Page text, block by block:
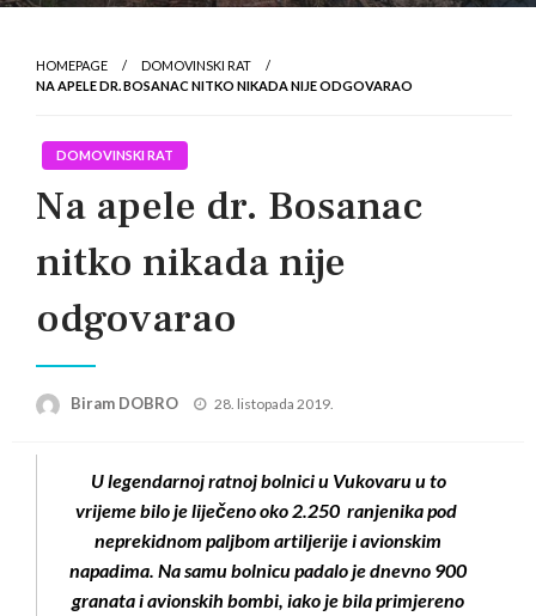
HOMEPAGE
DOMOVINSKI RAT
NA APELE DR. BOSANAC NITKO NIKADA NIJE ODGOVARAO
DOMOVINSKI RAT
Na apele dr. Bosanac
nitko nikada nije
odgovarao
Biram DOBRO
Posted
28. listopada 2019.
U legendarnoj ratnoj bolnici u Vukovaru u to
vrijeme bilo je liječeno oko 2.250 ranjenika pod
neprekidnom paljbom artiljerije i avionskim
napadima. Na samu bolnicu padalo je dnevno 900
granata i avionskih bombi, iako je bila primjereno